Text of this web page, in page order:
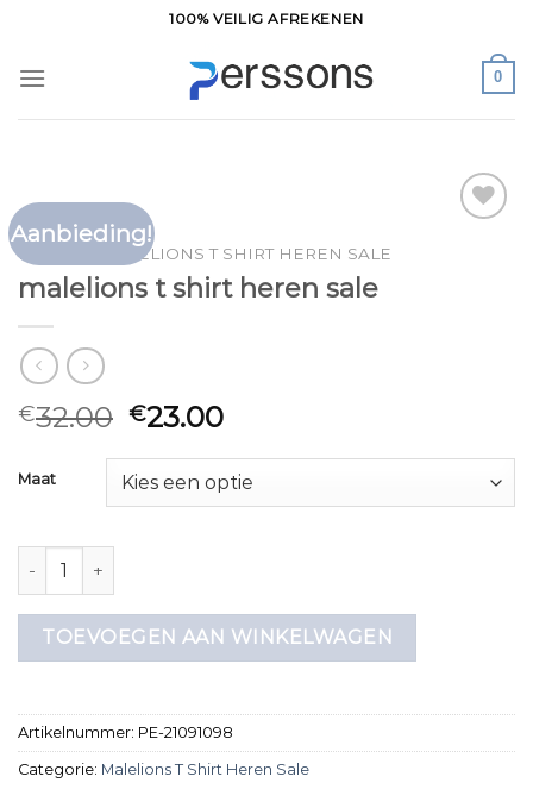
inhoud
100% VEILIG AFREKENEN
0
Aanbieding!
HOME MALELIONS T SHIRT HEREN SALE
malelions t shirt heren sale
€32.00 €23.00
Maat
malelions t shirt heren sale aantal
TOEVOEGEN AAN WINKELWAGEN
Artikelnummer: PE-21091098
Categorie: Malelions T Shirt Heren Sale